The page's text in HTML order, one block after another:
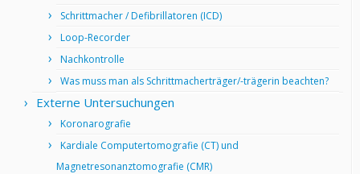
Schrittmacher / Defibrillatoren (ICD)
Loop-Recorder
Nachkontrolle
Was muss man als Schrittmacherträger/-trägerin beachten?
Externe Untersuchungen
Koronarografie
Kardiale Computertomografie (CT) und
Magnetresonanztomografie (CMR)